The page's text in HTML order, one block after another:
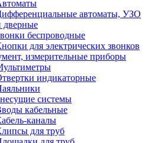
автоматы, УЗО
дверные
беспроводные
для электрических звонков
измерительные приборы
индикаторные
системы
кабельные
каналы
для труб